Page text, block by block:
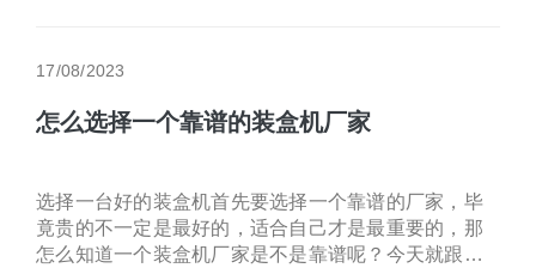
17/08/2023
怎么选择一个靠谱的装盒机厂家
选择一台好的装盒机首先要选择一个靠谱的厂家，毕
竟贵的不一定是最好的，适合自己才是最重要的，那
怎么知道一个装盒机厂家是不是靠谱呢？今天就跟你